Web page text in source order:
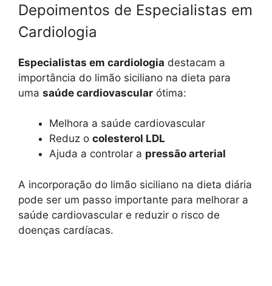
Depoimentos de Especialistas em
Cardiologia
Especialistas em cardiologia destacam a
importância do limão siciliano na dieta para
uma saúde cardiovascular ótima:
Melhora a saúde cardiovascular
Reduz o colesterol LDL
Ajuda a controlar a pressão arterial
A incorporação do limão siciliano na dieta diária
pode ser um passo importante para melhorar a
saúde cardiovascular e reduzir o risco de
doenças cardíacas.